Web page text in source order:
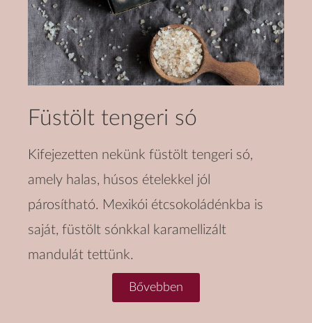
Füstölt tengeri só
Kifejezetten nekünk füstölt tengeri só,
amely halas, húsos ételekkel jól
párosítható. Mexikói étcsokoládénkba is
saját, füstölt sónkkal karamellizált
mandulát tettünk.
Bővebben